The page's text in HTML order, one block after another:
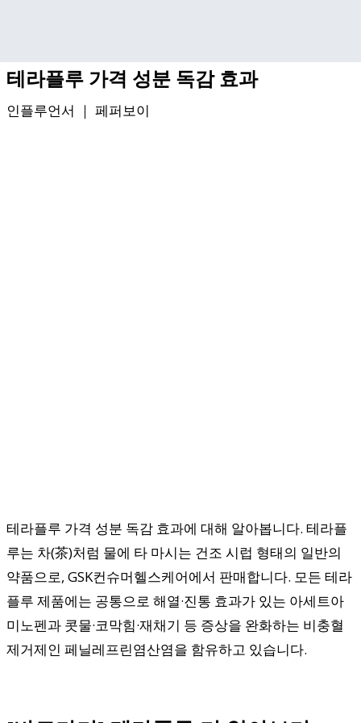
테라플루 가격 성분 독감 효과
인플루언서 ｜ 페퍼보이
테라플루 가격 성분 독감 효과에 대해 알아봅니다. 테라플
루는 차(茶)처럼 물에 타 마시는 건조 시럽 형태의 일반의
약품으로, GSK컨슈머헬스케어에서 판매합니다. 모든 테라
플루 제품에는 공통으로 해열·진통 효과가 있는 아세트아
미노펜과 콧물·코막힘·재채기 등 증상을 완화하는 비충혈
제거제인 페닐레프린염산염을 함유하고 있습니다.